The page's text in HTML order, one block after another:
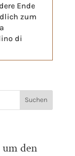
Ende
zum
di
den